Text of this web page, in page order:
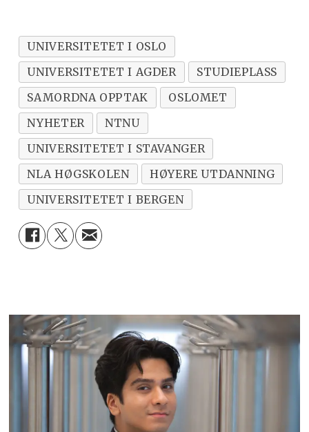
UNIVERSITETET I OSLO
UNIVERSITETET I AGDER
STUDIEPLASS
SAMORDNA OPPTAK
OSLOMET
NYHETER
NTNU
UNIVERSITETET I STAVANGER
NLA HØGSKOLEN
HØYERE UTDANNING
UNIVERSITETET I BERGEN